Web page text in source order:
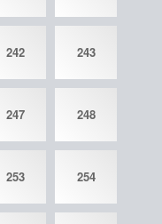
242 243
247 248
253 254